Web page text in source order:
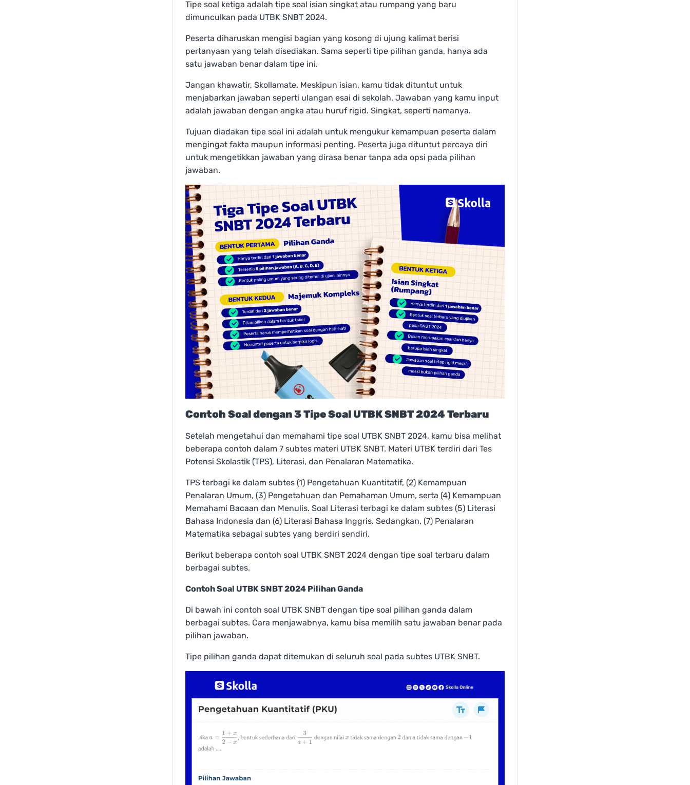
Tipe soal ketiga adalah tipe soal isian singkat atau rumpang yang baru
dimunculkan pada UTBK SNBT 2024.
Peserta diharuskan mengisi bagian yang kosong di ujung kalimat berisi
pertanyaan yang telah disediakan. Sama seperti tipe pilihan ganda, hanya ada
satu jawaban benar dalam tipe ini.
Jangan khawatir, Skollamate. Meskipun isian, kamu tidak dituntut untuk
menjabarkan jawaban seperti ulangan esai di sekolah. Jawaban yang kamu input
adalah jawaban dengan angka atau huruf rigid. Singkat, seperti namanya.
Tujuan diadakan tipe soal ini adalah untuk mengukur kemampuan peserta dalam
mengingat fakta maupun informasi penting. Peserta juga dituntut percaya diri
untuk mengetikkan jawaban yang dirasa benar tanpa ada opsi pada pilihan
jawaban.
Contoh Soal dengan 3 Tipe Soal UTBK SNBT 2024 Terbaru
Setelah mengetahui dan memahami tipe soal UTBK SNBT 2024, kamu bisa melihat
beberapa contoh dalam 7 subtes materi UTBK SNBT. Materi UTBK terdiri dari Tes
Potensi Skolastik (TPS), Literasi, dan Penalaran Matematika.
TPS terbagi ke dalam subtes (1) Pengetahuan Kuantitatif, (2) Kemampuan
Penalaran Umum, (3) Pengetahuan dan Pemahaman Umum, serta (4) Kemampuan
Memahami Bacaan dan Menulis. Soal Literasi terbagi ke dalam subtes (5) Literasi
Bahasa Indonesia dan (6) Literasi Bahasa Inggris. Sedangkan, (7) Penalaran
Matematika sebagai subtes yang berdiri sendiri.
Berikut beberapa contoh soal UTBK SNBT 2024 dengan tipe soal terbaru dalam
berbagai subtes.
Contoh Soal UTBK SNBT 2024 Pilihan Ganda
Di bawah ini contoh soal UTBK SNBT dengan tipe soal pilihan ganda dalam
berbagai subtes. Cara menjawabnya, kamu bisa memilih satu jawaban benar pada
pilihan jawaban.
Tipe pilihan ganda dapat ditemukan di seluruh soal pada subtes UTBK SNBT.